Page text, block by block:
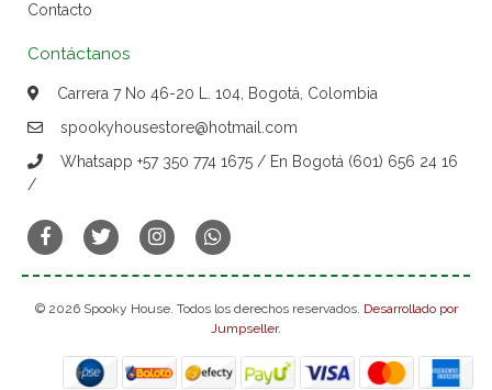
Contacto
Contáctanos
Carrera 7 No 46-20 L. 104, Bogotá, Colombia
spookyhousestore@hotmail.com
Whatsapp +57 350 774 1675 / En Bogotá (601) 656 24 16
/
© 2026 Spooky House. Todos los derechos reservados. Desarrollado por
Jumpseller.